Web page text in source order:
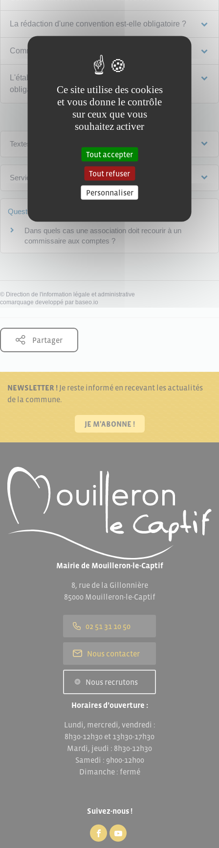
La rédaction d'une convention est-elle obligatoire ?
Comment utiliser la subvention ?
L'établissement de comptes annuels est-il
obligatoire suite à une subvention ?
Textes de référence
Services en ligne et formulaires
Questions ? Réponses !
Dans quels cas une association doit recourir à un
commissaire aux comptes ?
© Direction de l'information légale et administrative
comarquage developpé par baseo.io
Partager
NEWSLETTER ! Je reste informé en recevant les actualités
de la commune.
JE M'ABONNE !
Mairie de Mouilleron-le-Captif
8, rue de la Gillonnière
85000 Mouilleron-le-Captif
02 51 31 10 50
Nous contacter
Nous recrutons
Horaires d’ouverture :
Lundi, mercredi, vendredi :
8h30-12h30 et 13h30-17h30
Mardi, jeudi : 8h30-12h30
Samedi : 9h00-12h00
Dimanche : fermé
Suivez-nous !
Ce site utilise des cookies
et vous donne le contrôle
sur ceux que vous
souhaitez activer
Tout accepter
Tout refuser
Personnaliser